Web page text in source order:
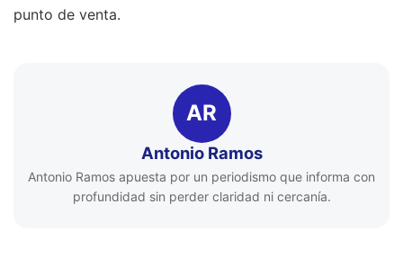
punto de venta.
AR
Antonio Ramos
Antonio Ramos apuesta por un periodismo que informa con
profundidad sin perder claridad ni cercanía.